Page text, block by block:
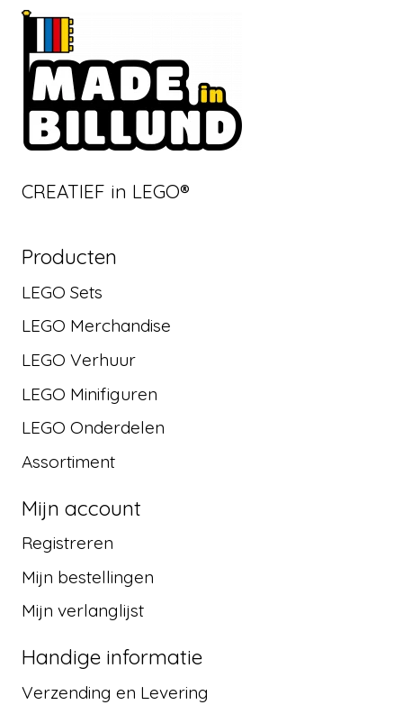
CREATIEF in LEGO®
Producten
LEGO Sets
LEGO Merchandise
LEGO Verhuur
LEGO Minifiguren
LEGO Onderdelen
Assortiment
Mijn account
Registreren
Mijn bestellingen
Mijn verlanglijst
Handige informatie
Verzending en Levering